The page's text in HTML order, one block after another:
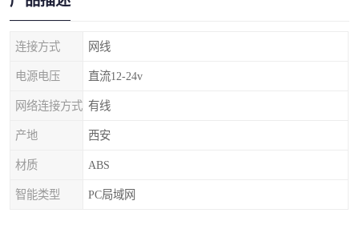
连接方式 网线
电源电压 直流12-24v
网络连接方式 有线
产地 西安
材质 ABS
智能类型 PC局域网